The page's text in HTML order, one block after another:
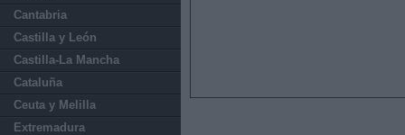
Cantabria
Castilla y León
Castilla-La Mancha
Cataluña
Ceuta y Melilla
Extremadura